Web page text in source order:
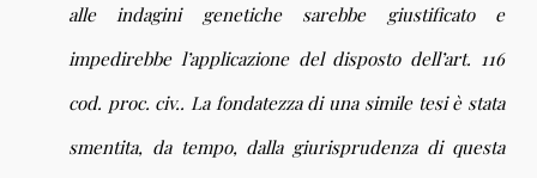
alle indagini genetiche sarebbe giustificato e
impedirebbe l’applicazione del disposto dell’art. 116
cod. proc. civ.. La fondatezza di una simile tesi è stata
smentita, da tempo, dalla giurisprudenza di questa